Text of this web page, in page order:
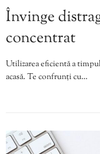
Învinge
concentrat
Utilizarea eficientă a
acasă. Te confrunți cu…